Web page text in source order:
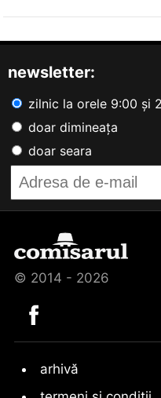
newsletter:
zilnic la orele 9:00 și
doar dimineața
doar seara
© 2014 - 2026
arhivă